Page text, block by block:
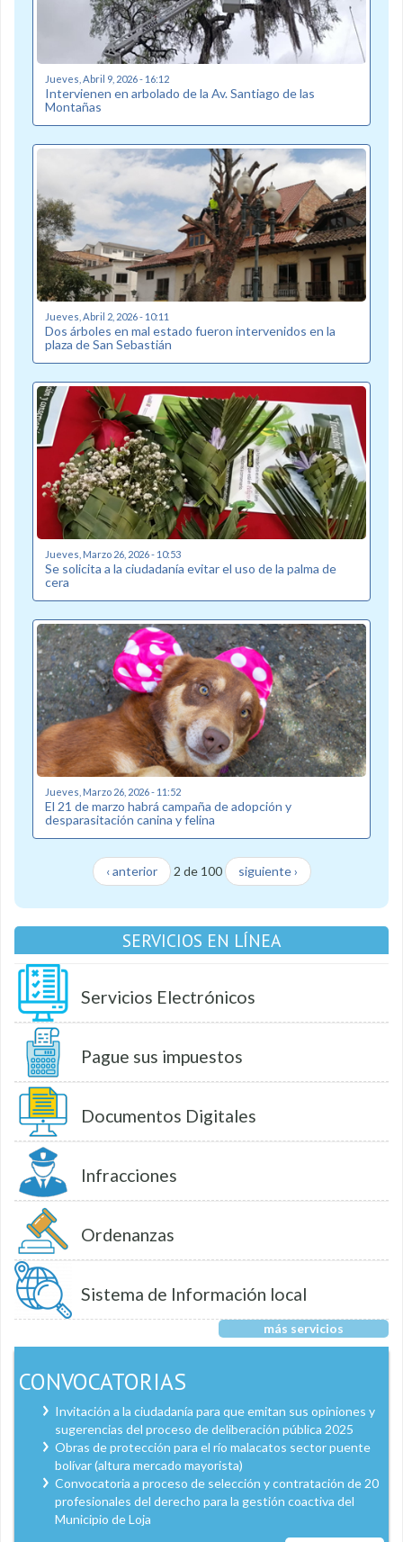
Jueves, Abril 9, 2026 - 16:12
Intervienen en arbolado de la Av. Santiago de las
Montañas
Jueves, Abril 2, 2026 - 10:11
Dos árboles en mal estado fueron intervenidos en la
plaza de San Sebastián
Jueves, Marzo 26, 2026 - 10:53
Se solicita a la ciudadanía evitar el uso de la palma de
cera
Jueves, Marzo 26, 2026 - 11:52
El 21 de marzo habrá campaña de adopción y
desparasitación canina y felina
‹ anterior 2 de 100 siguiente ›
SERVICIOS EN LÍNEA
Servicios Electrónicos
Pague sus impuestos
Documentos Digitales
Infracciones
Ordenanzas
Sistema de Información local
más servicios
CONVOCATORIAS
Invitación a la ciudadanía para que emitan sus opiniones y
sugerencias del proceso de deliberación pública 2025
Obras de protección para el río malacatos sector puente
bolívar (altura mercado mayorista)
Convocatoria a proceso de selección y contratación de 20
profesionales del derecho para la gestión coactiva del
Municipio de Loja